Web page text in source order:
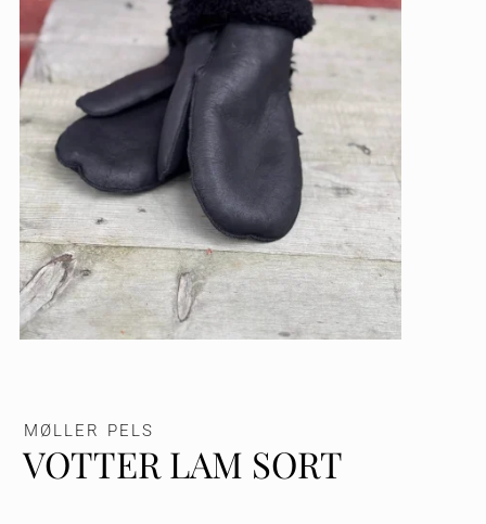
MØLLER PELS
VOTTER LAM SORT